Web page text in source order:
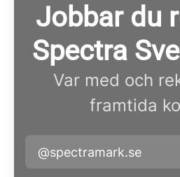
Jobbar du
Spectra
Var med och
framtida
@spectramark.se